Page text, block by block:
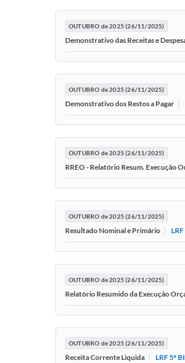
OUTUBRO de 2025 (26/11/2025)
Demonstrativo das Receitas e
OUTUBRO de 2025 (26/11/2025)
Demonstrativo dos Restos a Pagar
OUTUBRO de 2025 (26/11/2025)
RREO - Relatório Resum. Execução
OUTUBRO de 2025 (26/11/2025)
Resultado Nominal e Primário
OUTUBRO de 2025 (26/11/2025)
Relatório Resumido da Execução
OUTUBRO de 2025 (26/11/2025)
Receita Corrente Liquida LRF 5º